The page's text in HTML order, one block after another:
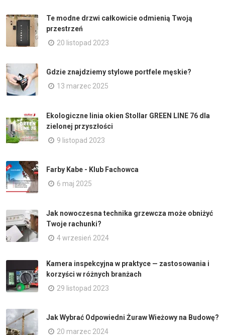
Te modne drzwi całkowicie odmienią Twoją
przestrzeń
20 listopad 2023
Gdzie znajdziemy stylowe portfele męskie?
13 marzec 2025
Ekologiczne linia okien Stollar GREEN LINE 76 dla
zielonej przyszłości
9 listopad 2023
Farby Kabe - Klub Fachowca
6 maj 2025
Jak nowoczesna technika grzewcza może obniżyć
Twoje rachunki?
4 wrzesień 2024
Kamera inspekcyjna w praktyce — zastosowania i
korzyści w różnych branżach
29 listopad 2023
Jak Wybrać Odpowiedni Żuraw Wieżowy na Budowę?
20 marzec 2024